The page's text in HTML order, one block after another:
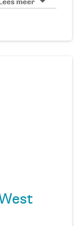
15 minuten
en
meer